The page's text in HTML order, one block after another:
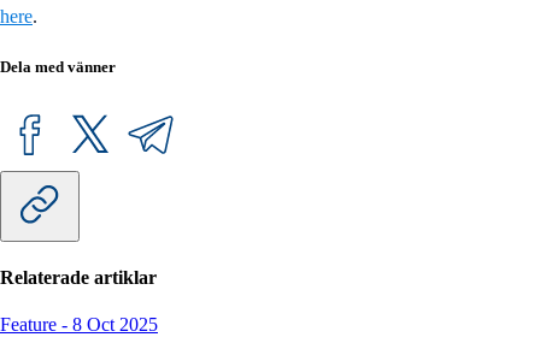
here.
Dela med vänner
Relaterade artiklar
Feature - 8 Oct 2025